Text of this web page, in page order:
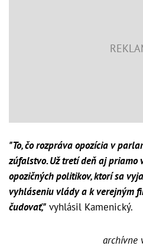
"To, čo rozpráva opozícia v
zúfalstvo. Už tretí deň aj priamo
opozičných politikov, ktorí sa
vyhláseniu vlády a k verejným
čudovať," vyhlásil Kamenický.
archívne